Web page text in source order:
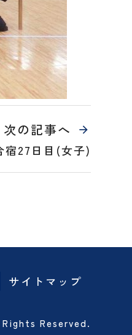
次の記事へ
宿27日目(女子)
サイトマップ
Reserved.